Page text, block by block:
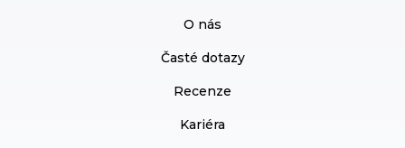
O nás
Časté dotazy
Recenze
Kariéra